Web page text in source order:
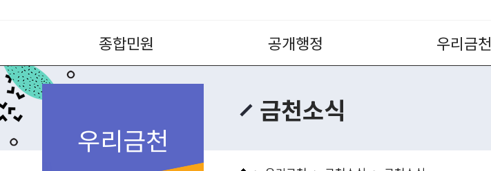
종합민원 공개행정 우리금천
우리금천
금천소식